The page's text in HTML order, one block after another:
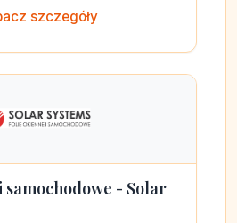
szczegóły
- Solar